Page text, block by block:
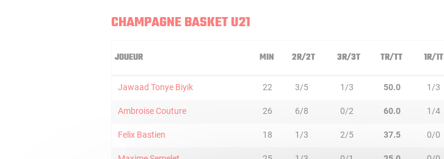
CHAMPAGNE BASKET U21
JOUEUR MIN 2R/2T 3R/3T TR/TT 1R/1T
Jawaad Tonye Biyik 22 3/5 1/3 50.0 1/3
Ambroise Couture 26 6/8 0/2 60.0 1/4
Felix Bastien 18 1/3 2/5 37.5 0/0